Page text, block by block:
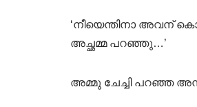
‘നീയെന്തിനാ അവന്
അച്ഛമ്മ പറഞ്ഞു…’
അമ്മു ചേച്ചി പറഞ്ഞ